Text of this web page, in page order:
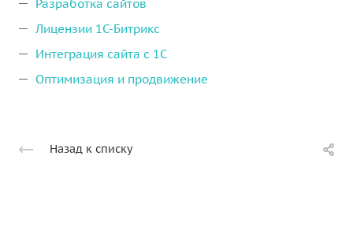
Разработка сайтов
Лицензии 1С-Битрикс
Интеграция сайта с 1С
Оптимизация и продвижение
Назад к списку